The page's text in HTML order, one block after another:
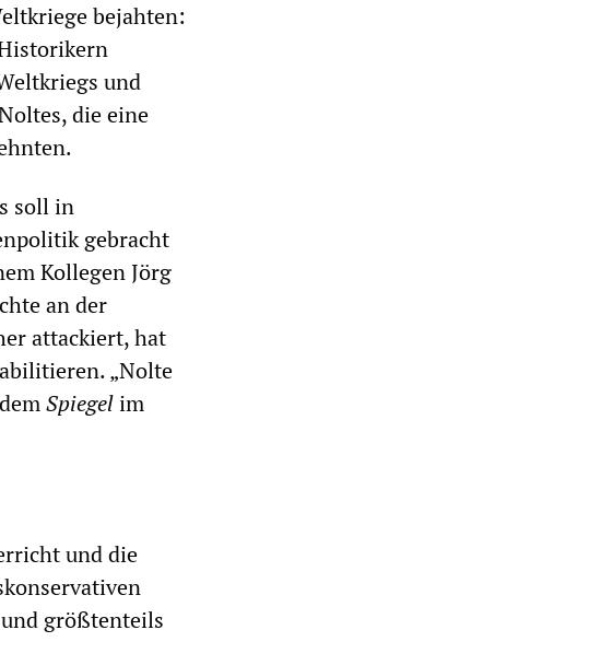
bejahten:
und
die eine
soll in
gebracht
Kollegen Jörg
an der
attackiert, hat
„Nolte
Spiegelim
und die
größtenteils